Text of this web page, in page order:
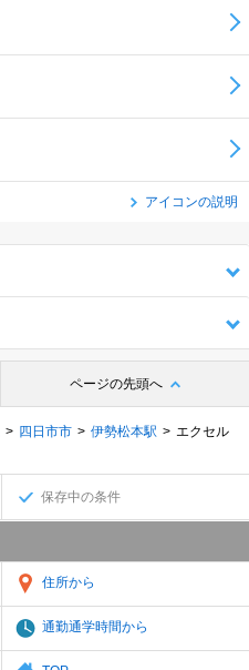
アイコンの説明
ページの先頭へ
四日市市 伊勢松本駅
エクセル
保存中の条件
住所から
通勤通学時間から